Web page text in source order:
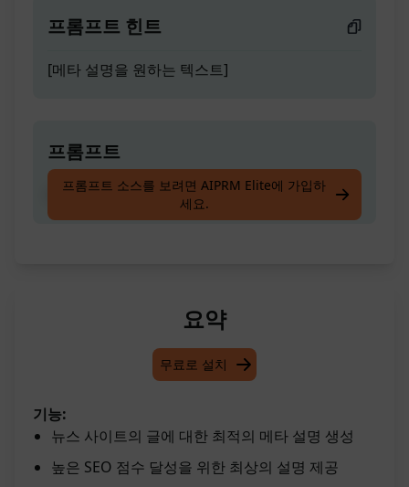
프롬프트 힌트
[메타 설명을 원하는 텍스트]
프롬프트
최적의 설명 SEO 작성
프롬프트 소스를 보려면 AIPRM Elite에 가입하
세요.
요약
무료로 설치
기능:
뉴스 사이트의 글에 대한 최적의 메타 설명 생성
높은 SEO 점수 달성을 위한 최상의 설명 제공